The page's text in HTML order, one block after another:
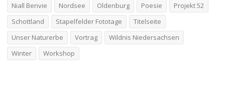
Niall Benvie
Nordsee Oldenburg Poesie
Projekt 52
Schottland
Stapelfelder Fototage
Titelseite
Unser Naturerbe
Vortrag
Wildnis Niedersachsen
Winter
Workshop